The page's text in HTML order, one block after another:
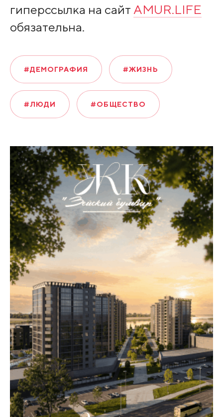
гиперссылка на сайт AMUR.LIFE
обязательна.
#ДЕМОГРАФИЯ #ЖИЗНЬ
#ЛЮДИ #ОБЩЕСТВО